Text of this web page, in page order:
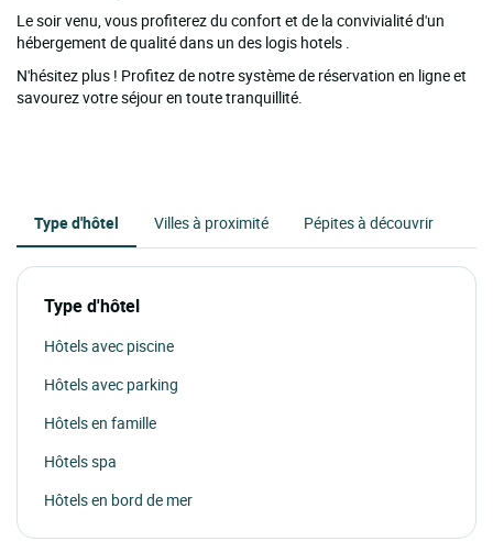
Le soir venu, vous profiterez du confort et de la convivialité d'un
hébergement de qualité dans un des logis hotels .
N'hésitez plus ! Profitez de notre système de réservation en ligne et
savourez votre séjour en toute tranquillité.
Type d'hôtel Villes à proximité Pépites à découvrir
Type d'hôtel
Hôtels avec piscine
Hôtels avec parking
Hôtels en famille
Hôtels spa
Hôtels en bord de mer